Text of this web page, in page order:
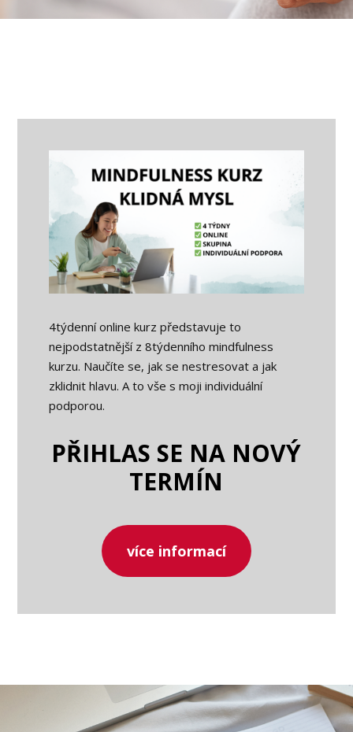
4týdenní online kurz představuje to
nejpodstatnější z 8týdenního mindfulness
kurzu. Naučíte se, jak se nestresovat a jak
zklidnit hlavu. A to vše s moji individuální
podporou.
PŘIHLAS SE NA NOVÝ
TERMÍN
více informací